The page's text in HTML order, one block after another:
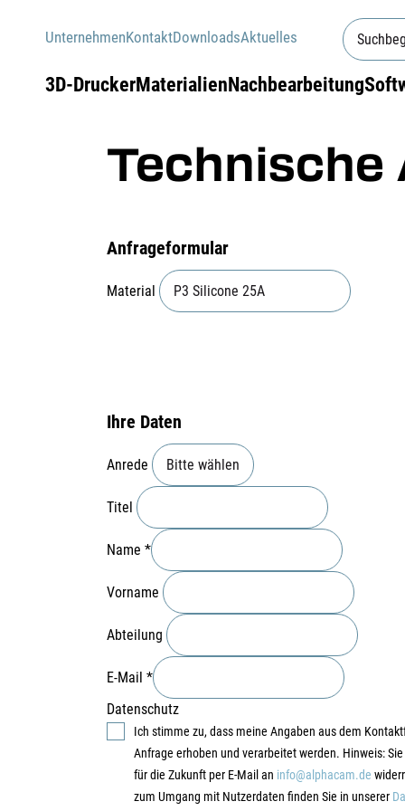
UnternehmenKontaktDownloadsAktuelles
3D-DruckerMaterialienNachbearbeitung
Anfrageformular
Material
Ihre Daten
Anrede
Titel
Name *
Vorname
Abteilung
E-Mail *
Datenschutz
Ich stimme zu, dass meine Angaben aus dem
Anfrage erhoben und verarbeitet werden. Hinweis:
für die Zukunft per E-Mail an info@alphacam.de
zum Umgang mit Nutzerdaten finden Sie in unserer